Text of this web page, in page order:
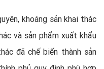
khoáng sản khai thác
và sản phẩm xuất khẩu
đã chế biến thành sản